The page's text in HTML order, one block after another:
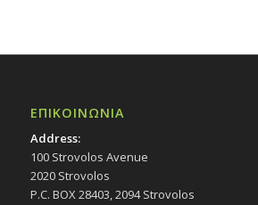
ΕΠΙΚΟΙΝΩΝΙΑ
Address:
100 Strovolos Avenue
2020 Strovolos
P.C. BOX 28403, 2094 Strovolos